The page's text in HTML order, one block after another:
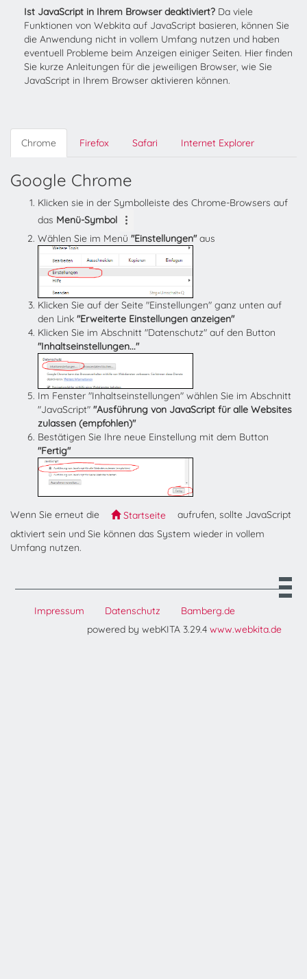
Ist JavaScript in Ihrem Browser deaktiviert? Da viele
Funktionen von Webkita auf JavaScript basieren, können Sie
die Anwendung nicht in vollem Umfang nutzen und haben
eventuell Probleme beim Anzeigen einiger Seiten. Hier finden
Sie kurze Anleitungen für die jeweiligen Browser, wie Sie
JavaScript in Ihrem Browser aktivieren können.
Chrome Firefox Safari Internet Explorer
Google Chrome
Klicken sie in der Symbolleiste des Chrome-Browsers auf
das Menü-Symbol
Wählen Sie im Menü "Einstellungen"aus
Klicken Sie auf der Seite "Einstellungen" ganz unten auf
den Link "Erweiterte Einstellungen anzeigen"
Klicken Sie im Abschnitt "Datenschutz" auf den Button
"Inhaltseinstellungen..."
Im Fenster "Inhaltseinstellungen" wählen Sie im Abschnitt
"JavaScript" "Ausführung von JavaScript für alle Websites
zulassen (empfohlen)"
Bestätigen Sie Ihre neue Einstellung mit dem Button
"Fertig"
Wenn Sie erneut die Startseite
aufrufen, sollte JavaScript
aktiviert sein und Sie können das System wieder in vollem
Umfang nutzen.
Impressum Datenschutz
Bamberg.de
powered by webKITA 3.29.4 www.webkita.de